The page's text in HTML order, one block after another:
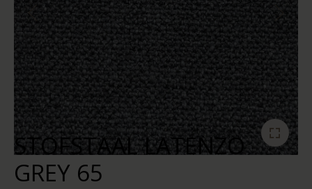
STOFSTAAL LATENZO
GREY 65